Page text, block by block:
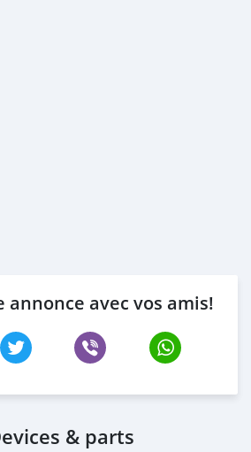
annonce avec vos amis!
& parts